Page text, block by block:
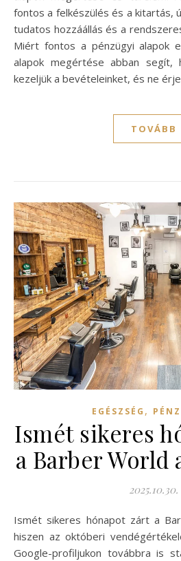
fontos a felkészülés és a kitartás,
tudatos hozzáállás és a
Miért fontos a pénzügyi alapok
alapok megértése abban segít,
kezeljük a bevételeinket, és ne
TOVÁBB
EGÉSZSÉG ,
Ismét sikeres
a Barber World
2025.10.30.
Ismét sikeres hónapot zárt a Barber World az Astorián,
hiszen az októberi
Google-profiljukon továbbra is